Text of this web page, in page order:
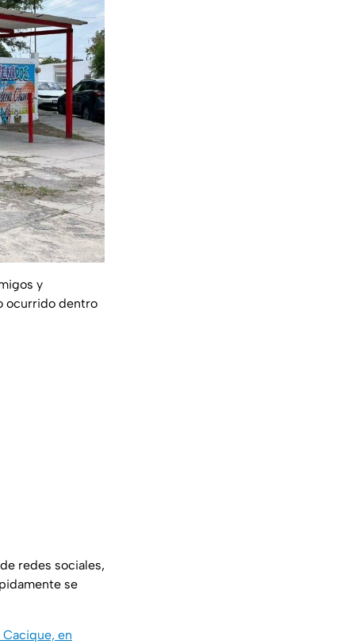
y
ocurrido dentro
redes sociales,
se
en